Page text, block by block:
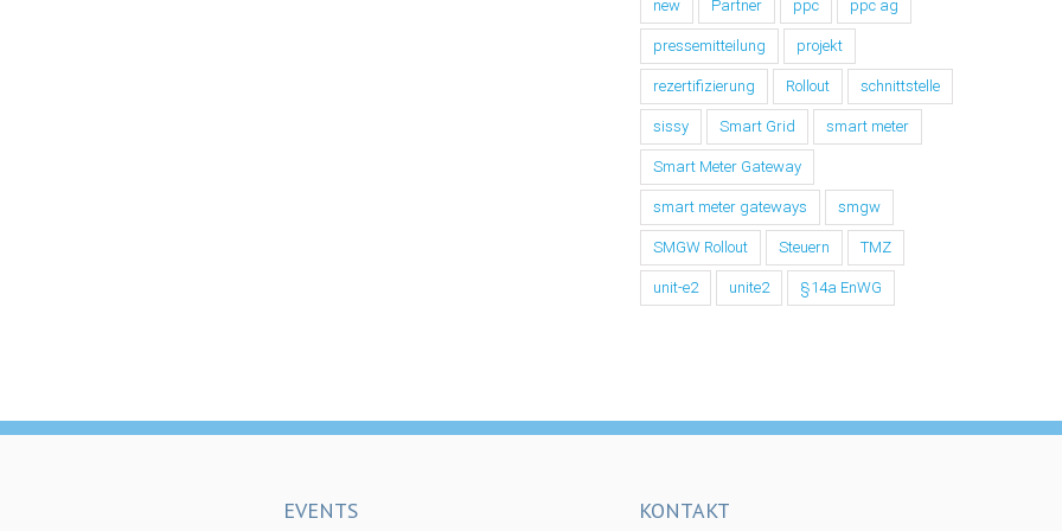
new Partner ppc ppc ag
pressemitteilung projekt
rezertifizierung Rollout schnittstelle
sissy Smart Grid smart meter
Smart Meter Gateway
smart meter gateways smgw
SMGW Rollout Steuern TMZ
unit-e2 unite2 §14a EnWG
EVENTS KONTAKT